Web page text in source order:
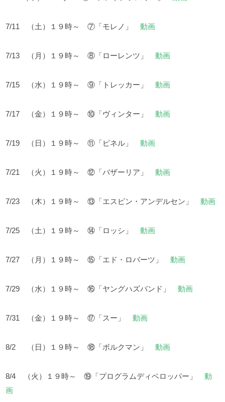
7/11 （土）１９時～ ⑦「モレノ」動画
7/13 （月）１９時～ ⑧「ローレンツ」動画
7/15 （水）１９時～ ⑨「トレッカー」動画
7/17 （金）１９時～ ⑩「ヴィンター」動画
7/19 （日）１９時～ ⑪「ピネル」動画
7/21 （火）１９時～ ⑫「バザーリア」動画
7/23 （木）１９時～ ⑬「エスピン・アンデルセン」動画
7/25 （土）１９時～ ⑭「ロッシ」動画
7/27 （月）１９時～ ⑮「エド・ロバーツ」動画
7/29 （水）１９時～ ⑯「ヤングハズバンド」動画
7/31 （金）１９時～ ⑰「スー」動画
8/2 （日）１９時～ ⑱「ボルクマン」動画
8/4 （火）１９時～ ⑲「プログラムディベロッパー」動
画